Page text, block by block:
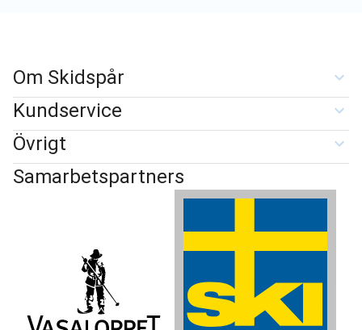
Om Skidspår
Kundservice
Övrigt
Samarbetspartners